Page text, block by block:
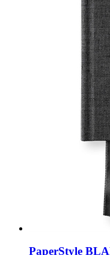
PaperStyle